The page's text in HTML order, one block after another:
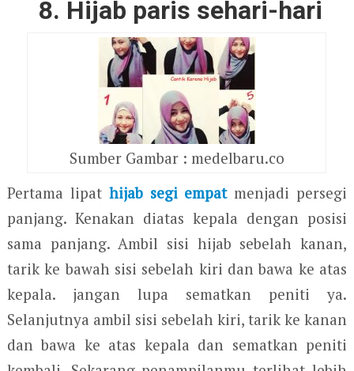
8. Hijab paris sehari-hari
Sumber Gambar : medelbaru.co
Pertama lipat hijab segi empatmenjadi persegi
panjang. Kenakan diatas kepala dengan posisi
sama panjang. Ambil sisi hijab sebelah kanan,
tarik ke bawah sisi sebelah kiri dan bawa ke atas
kepala. jangan lupa sematkan peniti ya.
Selanjutnya ambil sisi sebelah kiri, tarik ke kanan
dan bawa ke atas kepala dan sematkan peniti